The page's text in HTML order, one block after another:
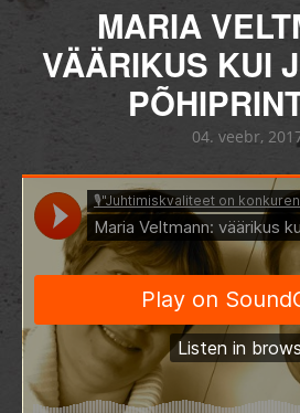
MARIA
VÄÄRIKUS KUI
04. veebr,